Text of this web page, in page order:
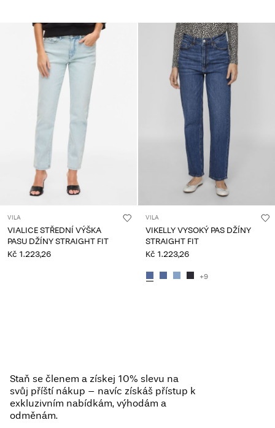
VILA
VIALICE STŘEDNÍ VÝŠKA
PASU DŽÍNY STRAIGHT FIT
Kč 1.223,26
VILA
VIKELLY VYSOKÝ PAS DŽÍNY
STRAIGHT FIT
Kč 1.223,26
+9
Staň se členem a získej 10% slevu na
svůj příští nákup – navíc získáš přístup k
exkluzivním nabídkám, výhodám a
odměnám.